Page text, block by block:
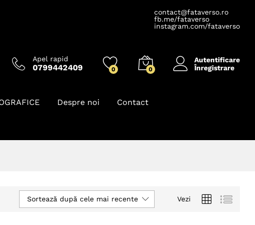
contact@fataverso.ro
fb.me/fataverso
instagram.com/fataverso
Apel rapid
0799442409 0 0
Autentificare
Înregistrare
Despre noi Contact
Vezi
Sortează după cele mai recente